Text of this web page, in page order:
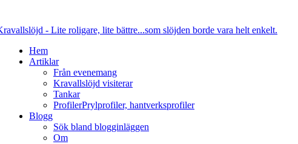
Hem
Artiklar
Från evenemang
Kravallslöjd visiterar
Tankar
ProfilerPrylprofiler, hantverksprofiler
Blogg
Sök bland blogginläggen
Om